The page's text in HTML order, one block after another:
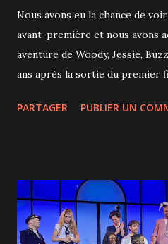
Nous avons eu la chance de
avant-première et nous avons
aventure de Woody, Jessie,
ans après la sortie du premier
à offrir. Cette fois, les jouets
plutôt à réfléchir à notre
l’importance de préserver
moments de connexion
PARTAGER PUBLIER UN